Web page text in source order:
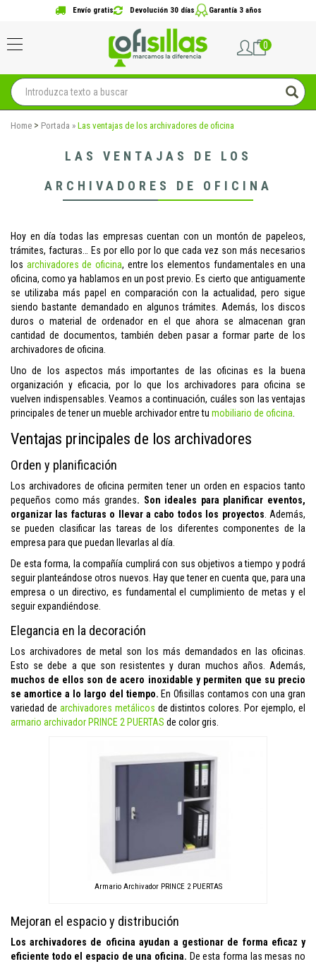
Envío gratis Devolución 30 días Garantía 3 años
0
Home > Portada » Las ventajas de los archivadores de oficina
LAS VENTAJAS DE LOS
ARCHIVADORES DE OFICINA
Hoy en día todas las empresas cuentan con un montón de papeleos,
trámites, facturas… Es por ello por lo que cada vez son más necesarios
los archivadores de oficina, entre los elementos fundamentales en una
oficina, como ya hablamos en un post previo. Es cierto que antiguamente
se utilizaba más papel en comparación con la actualidad, pero sigue
siendo bastante demandado en algunos trámites. Además, los discos
duros o material de ordenador en el que ahora se almacenan gran
cantidad de documentos, también deben pasar a formar parte de los
archivadores de oficina.
Uno de los aspectos más importantes de las oficinas es la buena
organización y eficacia, por lo que los archivadores para oficina se
vuelven indispensables. Veamos a continuación, cuáles son las ventajas
principales de tener un mueble archivador entre tu mobiliario de oficina
Ventajas principales de los archivadores
Orden y planificación
Los archivadores de oficina permiten tener un orden en espacios tanto
pequeños como más grandes. Son ideales para planificar eventos,
organizar las facturas o llevar a cabo todos los proyectos . Además,
se pueden clasificar las tareas de los diferentes componentes de la
empresa para que puedan llevarlas al día.
De esta forma, la compañía cumplirá con sus objetivos a tiempo y podrá
seguir planteándose otros nuevos. Hay que tener en cuenta que, para una
empresa o un directivo, es fundamental el cumplimiento de metas y el
seguir expandiéndose.
Elegancia en la decoración
Los archivadores de metal son los más demandados en las oficinas.
Esto se debe a que son resistentes y duran muchos años. Además,
muchos de ellos son de acero inoxidable y permiten que su precio
se amortice a lo largo del tiempo. En Ofisillas contamos con una gran
variedad de archivadores metálicos de distintos colores. Por ejemplo, el
armario archivador PRINCE 2 PUERTAS de color gris.
Armario Archivador PRINCE 2 PUERTAS
Mejoran el espacio y distribución
Los archivadores de oficina ayudan a gestionar de forma eficaz y
eficiente todo el espacio de una oficina. De esta forma las mesas no